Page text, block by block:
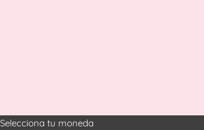
Selecciona tu moneda